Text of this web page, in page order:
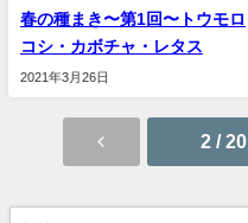
春の種まき〜第1回〜トウモロ
コシ・カボチャ・レタス
2021年3月26日
2 / 20